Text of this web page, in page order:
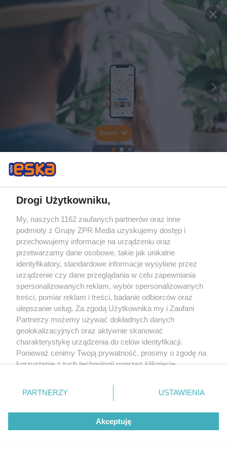
Rozwiń
Drogi Użytkowniku,
My, naszych 1162 zaufanych partnerów oraz inne
podmioty z Grupy ZPR Media uzyskujemy dostęp i
przechowujemy informacje na urządzeniu oraz
przetwarzamy dane osobowe, takie jak unikalne
identyfikatory, standardowe informacje wysyłane przez
urządzenie czy dane przeglądania w celu zapewniania
spersonalizowanych reklam, wybór spersonalizowanych
treści, pomiar reklam i treści, badanie odbiorców oraz
ulepszanie usług. Za zgodą Użytkownika my i Zaufani
Partnerzy możemy używać dokładnych danych
geolokalizacyjnych oraz aktywnie skanować
charakterystykę urządzenia do celów identyfikacji.
Ponieważ cenimy Twoją prywatność, prosimy o zgodę na
korzystanie z tych technologii poprzez kliknięcie
zmienić/wycofać klikając przycisk ustawień prywatności
znajdujący się w lewym dolnym rogu strony
rodzaje przetwarzania danych nie wymagają zgody
użytkownika, ale masz prawo sprzeciwić się takiemu
przetwarzaniu. Preferencje będą miały zastosowanie tylko
PARTNERZY USTAWIENIA
Akceptuję